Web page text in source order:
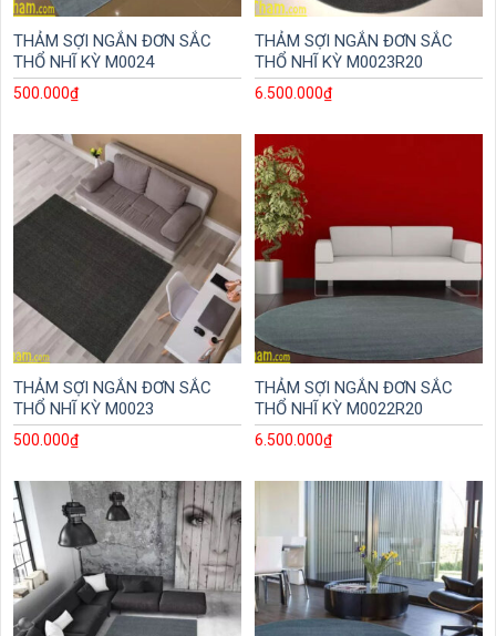
THẢM SỢI NGẮN ĐƠN SẮC
THỔ NHĨ KỲ M0024
500.000₫
THẢM SỢI NGẮN ĐƠN SẮC
THỔ NHĨ KỲ M0023R20
6.500.000₫
THẢM SỢI NGẮN ĐƠN SẮC
THỔ NHĨ KỲ M0023
500.000₫
THẢM SỢI NGẮN ĐƠN SẮC
THỔ NHĨ KỲ M0022R20
6.500.000₫